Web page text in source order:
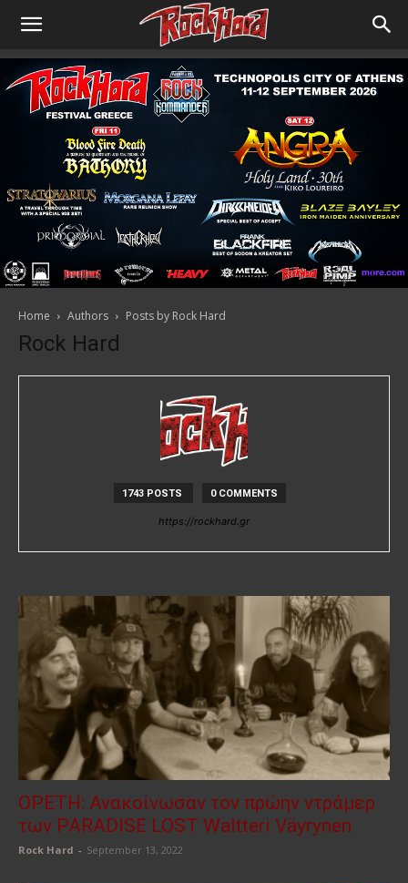
Home Authors Posts by Rock Hard
Rock Hard
1743 POSTS 0 COMMENTS
https://rockhard.gr
OPETH: Ανακοίνωσαν τον πρώην ντράμερ
των PARADISE LOST Waltteri Väyrynen
Rock Hard - September 13, 2022